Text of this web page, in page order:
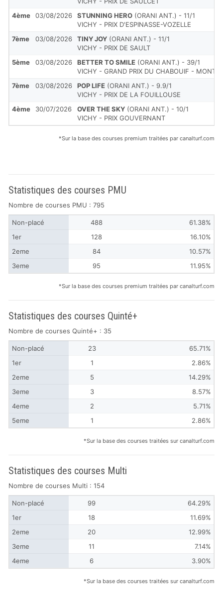
4ème
03/08/2026 STUNNING HERO (ORANI ANT.) - 11/1
VICHY - PRIX D'ESPINASSE-VOZELLE
7ème
03/08/2026 TINY JOY (ORANI ANT.) - 11/1
VICHY - PRIX DE SAULT
5ème
03/08/2026 BETTER TO SMILE (ORANI ANT.) - 39/1
VICHY - GRAND PRIX DU CHABOUIF -
7ème
03/08/2026 POP LIFE (ORANI ANT.) - 9.9/1
VICHY - PRIX DE LA FOUILLOUSE
4ème
30/07/2026 OVER THE SKY (ORANI ANT.) - 10/1
VICHY - PRIX GOUVERNANT
*Sur la base des courses premium traitées par canalturf.com
Statistiques des courses PMU
Nombre de courses PMU : 795
Non-placé 488
61.38%
1er
128
16.10%
2eme
84
10.57%
3eme
95 11.95%
*Sur la base des courses premium traitées par canalturf.com
Statistiques des courses Quinté+
Nombre de courses Quinté+ : 35
Non-placé 23
65.71%
1er
1
2.86%
2eme
5
14.29%
3eme
3
8.57%
4eme
2
5.71%
5eme
1 2.86%
*Sur la base des courses traitées sur canalturf.com
Statistiques des courses Multi
Nombre de courses Multi : 154
Non-placé 99
64.29%
1er
18
11.69%
2eme
20
12.99%
3eme
11
7.14%
4eme
6 3.90%
*Sur la base des courses traitées sur canalturf.com